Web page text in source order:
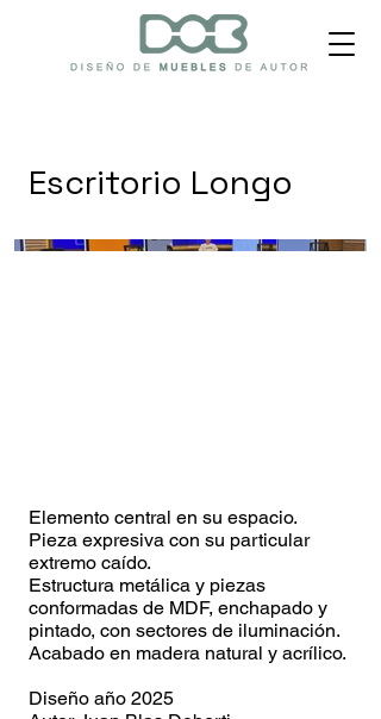
Escritorio Longo
Elemento central en su espacio.
Pieza expresiva con su particular
extremo caído.
Estructura metálica y piezas
conformadas de MDF, enchapado y
pintado, con sectores de iluminación.
Acabado en madera natural y acrílico.
Diseño año 2025